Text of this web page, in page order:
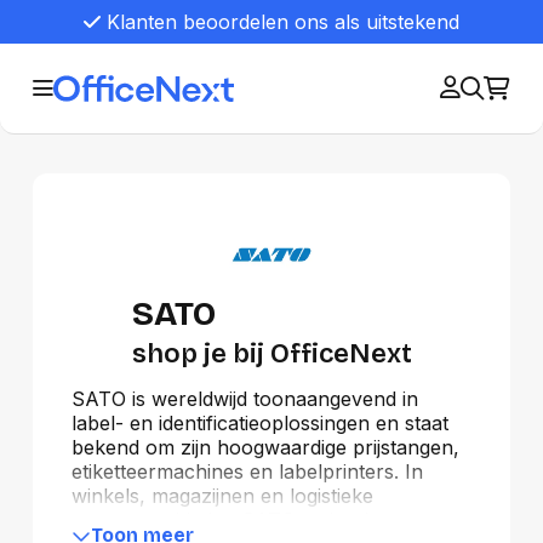
Klanten beoordelen ons als uitstekend
SATO
shop je bij OfficeNext
SATO is wereldwijd toonaangevend in
label- en identificatieoplossingen en staat
bekend om zijn hoogwaardige prijstangen,
etiketteermachines en labelprinters. In
winkels, magazijnen en logistieke
Toon meer